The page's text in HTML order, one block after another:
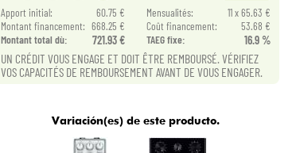
Apport initial: 60.75 € Mensualités:
11 x 65.63 €
Montant financement: 668.25 € Coût financement:
53.68 €
Montant total dù:
721.93 € TAEG fixe: 16.9 %
UN CRÉDIT VOUS ENGAGE ET DOIT ÊTRE REMBOURSÉ. VÉRIFIEZ
VOS CAPACITÉS DE REMBOURSEMENT AVANT DE VOUS ENGAGER.
Variación(es) de este producto.